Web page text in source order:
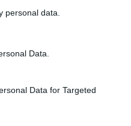
personal data.
Data.
Data for Targeted